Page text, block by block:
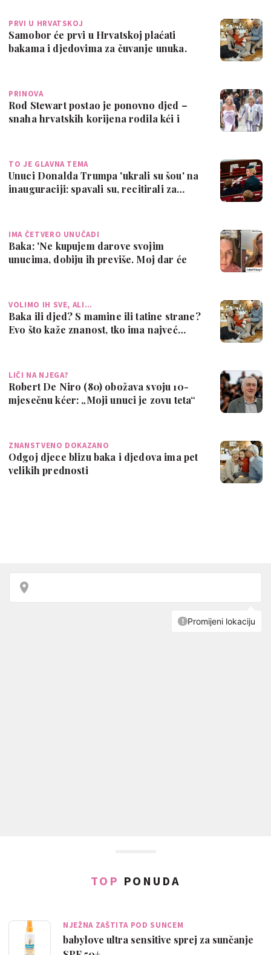
PRVI U HRVATSKOJ
Samobor će prvi u Hrvatskoj plaćati
bakama i djedovima za čuvanje unuka.
PRINOVA
Rod Stewart postao je ponovno djed –
snaha hrvatskih korijena rodila kći i
TO JE GLAVNA TEMA
Unuci Donalda Trumpa 'ukrali su šou' na
inauguraciji: spavali su, recitirali za…
IMA ČETVERO UNUČADI
Baka: 'Ne kupujem darove svojim
unucima, dobiju ih previše. Moj dar će
VOLIMO IH SVE, ALI…
Baka ili djed? S mamine ili tatine strane?
Evo što kaže znanost, tko ima najveć…
LIČI NA NJEGA?
Robert De Niro (80) obožava svoju 10-
mjesečnu kćer: „Moji unuci je zovu teta“
ZNANSTVENO DOKAZANO
Odgoj djece blizu baka i djedova ima pet
velikih prednosti
TOP PONUDA
NJEŽNA ZAŠTITA POD SUNCEM
babylove ultra sensitive sprej za sunčanje